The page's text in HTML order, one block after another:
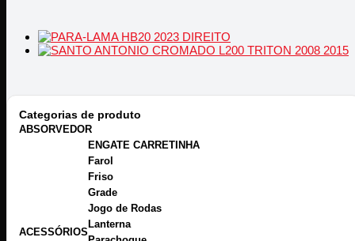
Categorias de produto
ABSORVEDOR
ACESSÓRIOS
ENGATE CARRETINHA
Farol
Friso
Grade
Jogo de Rodas
Lanterna